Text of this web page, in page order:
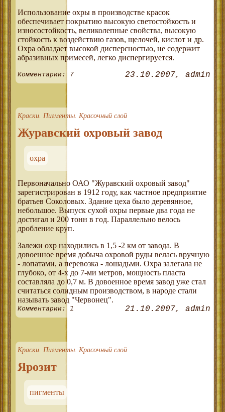
Использование охры в производстве красок
обеспечивает покрытию высокую светостойкость и
износостойкость, великолепные свойства, высокую
стойкость к воздействию газов, щелочей, кислот и др.
Охра обладает высокой дисперсностью, не содержит
абразивных примесей, легко диспергируется.
Комментарии: 7 23.10.2007 admin
Краски. Пигменты. Красочный слой
Журавский охровый завод
охра
Первоначально ОАО "Журавский охровый завод"
зарегистрирован в 1912 году, как частное предприятие
братьев Соколовых. Здание цеха было деревянное,
небольшое. Выпуск сухой охры первые два года не
достигал и 200 тонн в год. Параллельно велось
дробление круп.
Залежи охр находились в 1,5 -2 км от завода. В
довоенное время добыча охровой руды велась вручную
- лопатами, а перевозка - лошадьми. Охра залегала не
глубоко, от 4-х до 7-ми метров, мощность пласта
составляла до 0,7 м. В довоенное время завод уже стал
считаться солидным производством, в народе стали
называть завод "Червонец".
Комментарии: 1 21.10.2007 admin
Краски. Пигменты. Красочный слой
Ярозит
пигменты